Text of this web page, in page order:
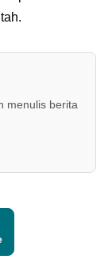
menulis berita